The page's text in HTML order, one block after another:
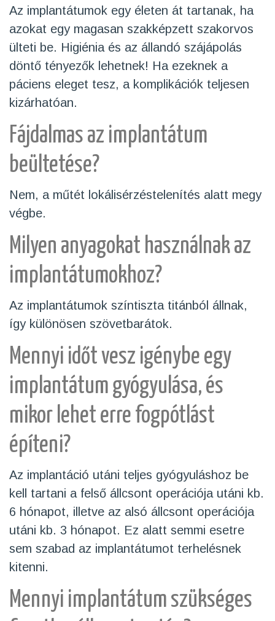
Az implantátumok egy életen át tartanak, ha
azokat egy magasan szakképzett szakorvos
ülteti be. Higiénia és az állandó szájápolás
döntő tényezők lehetnek! Ha ezeknek a
páciens eleget tesz, a komplikációk teljesen
kizárhatóan.
Fájdalmas az implantátum
beültetése?
Nem, a műtét lokálisérzéstelenítés alatt megy
végbe.
Milyen anyagokat használnak az
implantátumokhoz?
Az implantátumok színtiszta titánból állnak,
így különösen szövetbarátok.
Mennyi időt vesz igénybe egy
implantátum gyógyulása, és
mikor lehet erre fogpótlást
építeni?
Az implantáció utáni teljes gyógyuláshoz be
kell tartani a felső állcsont operációja utáni kb.
6 hónapot, illetve az alsó állcsont operációja
utáni kb. 3 hónapot. Ez alatt semmi esetre
sem szabad az implantátumot terhelésnek
kitenni.
Mennyi implantátum szükséges